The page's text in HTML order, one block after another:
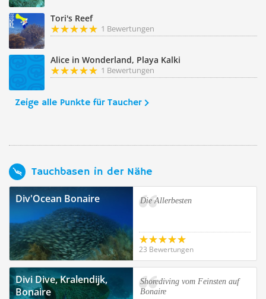
Tori's Reef
1 Bewertungen
Alice in Wonderland, Playa Kalki
1 Bewertungen
Zeige alle Punkte für Taucher
Tauchbasen in der Nähe
Div'Ocean Bonaire Die Allerbesten
23 Bewertungen
Divi Dive, Kralendijk,
Bonaire
Shorediving vom Feinsten auf
Bonaire